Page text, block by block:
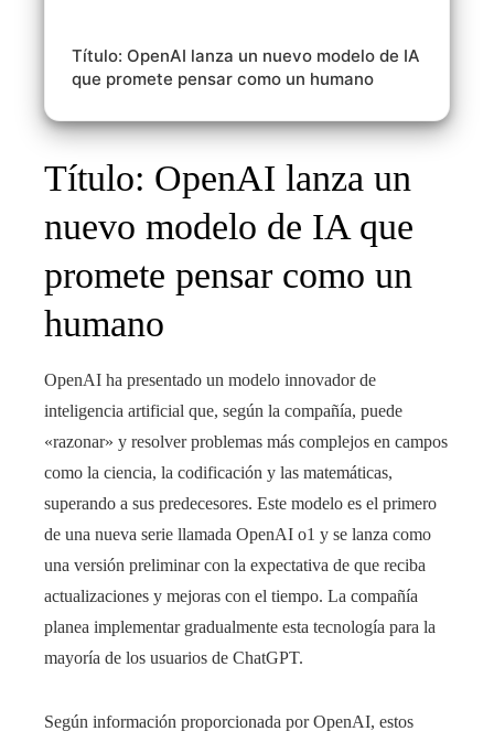
Título: OpenAI lanza un nuevo modelo de IA
que promete pensar como un humano
Título: OpenAI lanza un
nuevo modelo de IA que
promete pensar como un
humano
OpenAI ha presentado un modelo innovador de
inteligencia artificial que, según la compañía, puede
«razonar» y resolver problemas más complejos en campos
como la ciencia, la codificación y las matemáticas,
superando a sus predecesores. Este modelo es el primero
de una nueva serie llamada OpenAI o1 y se lanza como
una versión preliminar con la expectativa de que reciba
actualizaciones y mejoras con el tiempo. La compañía
planea implementar gradualmente esta tecnología para la
mayoría de los usuarios de ChatGPT.
Según información proporcionada por OpenAI, estos